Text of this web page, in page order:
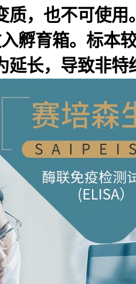
质，也不可使用
孵育箱。标本
延长，导致非